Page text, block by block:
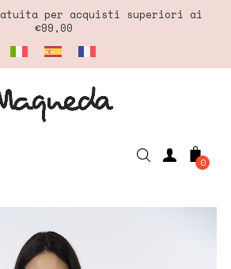
per acquisti superiori ai
€99,00
0